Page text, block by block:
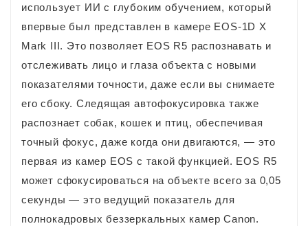
использует ИИ с глубоким обучением, который
впервые был представлен в камере EOS-1D X
Mark III. Это позволяет EOS R5 распознавать и
отслеживать лицо и глаза объекта с новыми
показателями точности, даже если вы снимаете
его сбоку. Следящая автофокусировка также
распознает собак, кошек и птиц, обеспечивая
точный фокус, даже когда они двигаются, — это
первая из камер EOS с такой функцией. EOS R5
может сфокусироваться на объекте всего за 0,05
секунды — это ведущий показатель для
полнокадровых беззеркальных камер Сanon.